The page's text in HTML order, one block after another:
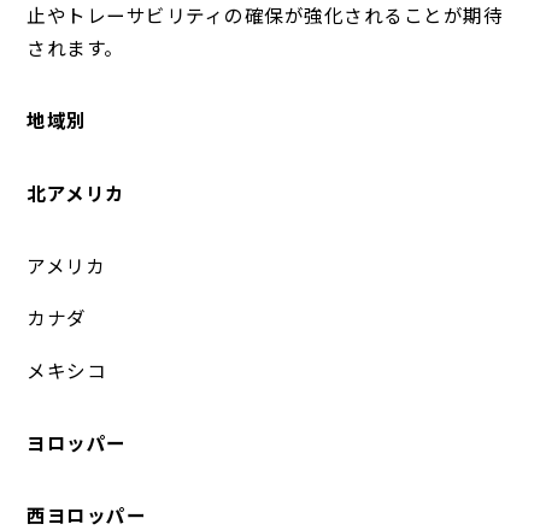
止やトレーサビリティの確保が強化されることが期待
されます。
地域別
北アメリカ
アメリカ
カナダ
メキシコ
ヨロッパー
西ヨロッパー